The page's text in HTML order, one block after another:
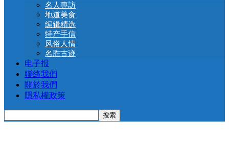
名人專訪
地道美食
编辑精选
特产手信
风俗人情
名胜古迹
电子报
聯絡我們
關於我們
隱私權政策